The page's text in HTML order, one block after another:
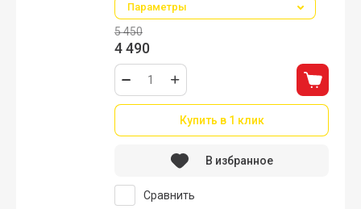
Параметры
5 450
4 490
Купить в 1 клик
Сравнить
В избранное